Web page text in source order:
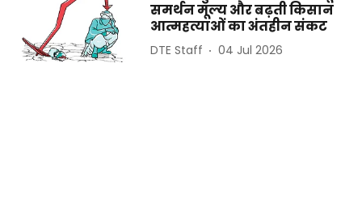
समर्थन मूल्य और बढ़ती किसान
आत्महत्याओं का अंतहीन संकट
DTE Staff 04 Jul 2026